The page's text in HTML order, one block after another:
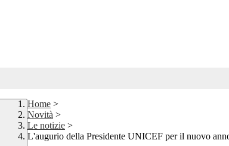
Home >
Novità >
Le notizie >
L'augurio della Presidente UNICEF per il nuovo